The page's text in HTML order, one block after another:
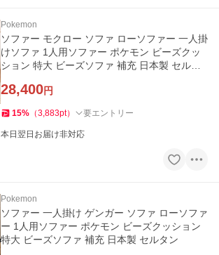
Pokemon
ソファー モクロー ソファ ローソファー 一人掛
けソファ 1人用ソファー ポケモン ビーズクッ
ション 特大 ビーズソファ 補充 日本製 セルタ
28,400円
15% （3,883pt） 要エントリー
本日翌日お届け非対応
Pokemon
ソファー 一人掛け ゲンガー ソファ ローソファ
ー 1人用ソファー ポケモン ビーズクッション
特大 ビーズソファ 補充 日本製 セルタン